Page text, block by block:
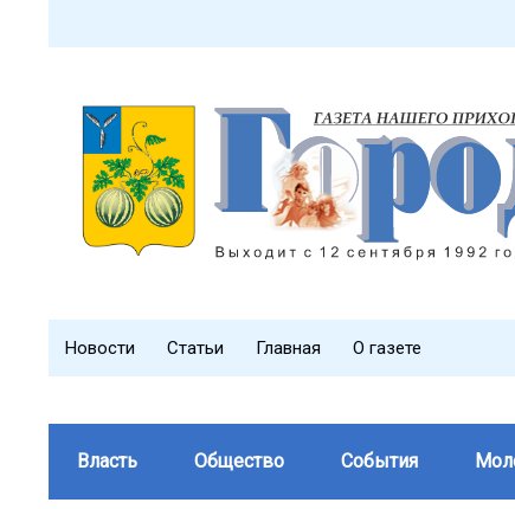
Новости Статьи Главная О газете
Власть Общество События